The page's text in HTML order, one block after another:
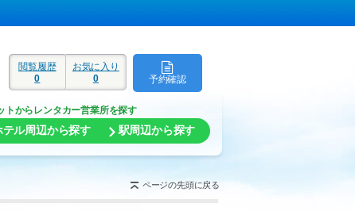
予約確認
閲覧履歴
0
お気に入り
0
トからレンタカー営業所を探す
テル周辺から探す 駅周辺から探す
ページの先頭に戻る